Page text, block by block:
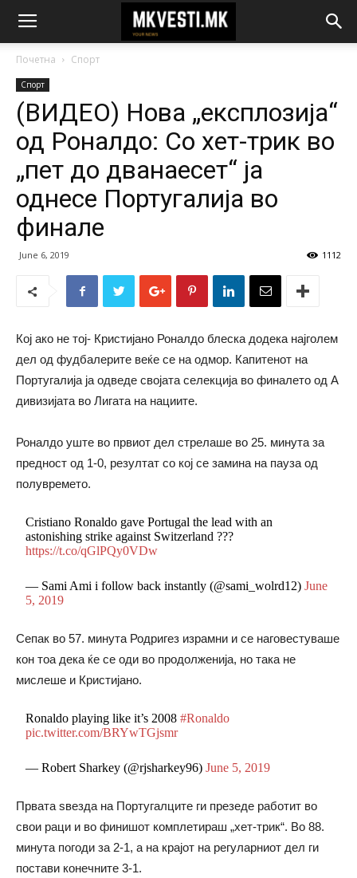
Почетна Спорт
Спорт
(ВИДЕО) Нова „експлозија“
од Роналдо: Со хет-трик во
„пет до дванаесет“ ја
однесе Португалија во
финале
June 6, 2019 1112
Кој ако не тој- Кристијано Роналдо блеска додека најголем
дел од фудбалерите веќе се на одмор. Капитенот на
Португалија ја одведе својата селекција во финалето од А
дивизијата во Лигата на нациите.
Роналдо уште во првиот дел стрелаше во 25. минута за
предност од 1-0, резултат со кој се замина на пауза од
полувремето.
Cristiano Ronaldo gave Portugal the lead with an
astonishing strike against Switzerland ???
https://t.co/qGlPQy0VDw
— Sami Ami i follow back instantly (@sami_wolrd12)June
5, 2019
Сепак во 57. минута Родригез израмни и се наговестуваше
кон тоа дека ќе се оди во продолженија, но така не
мислеше и Кристијано.
Ronaldo playing like it’s 2008#Ronaldo
pic.twitter.com/BRYwTGjsmr
— Robert Sharkey (@rjsharkey96)June 5, 2019
Првата ѕвезда на Португалците ги презеде работит во
свои раци и во финишот комплетираш „хет-трик“. Во 88.
минута погоди за 2-1, а на крајот на регуларниот дел ги
постави конечните 3-1.